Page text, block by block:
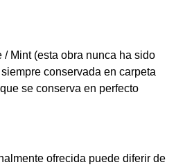
/ Mint (esta obra nunca ha sido
conservada en carpeta
se conserva en perfecto
ofrecida puede diferir de